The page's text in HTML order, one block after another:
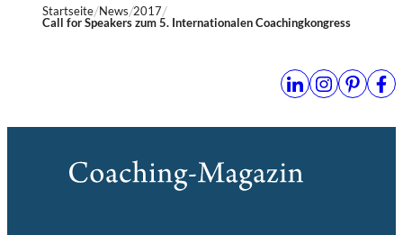
Startseite News 2017
Call for Speakers zum 5. Internationalen Coachingkongress